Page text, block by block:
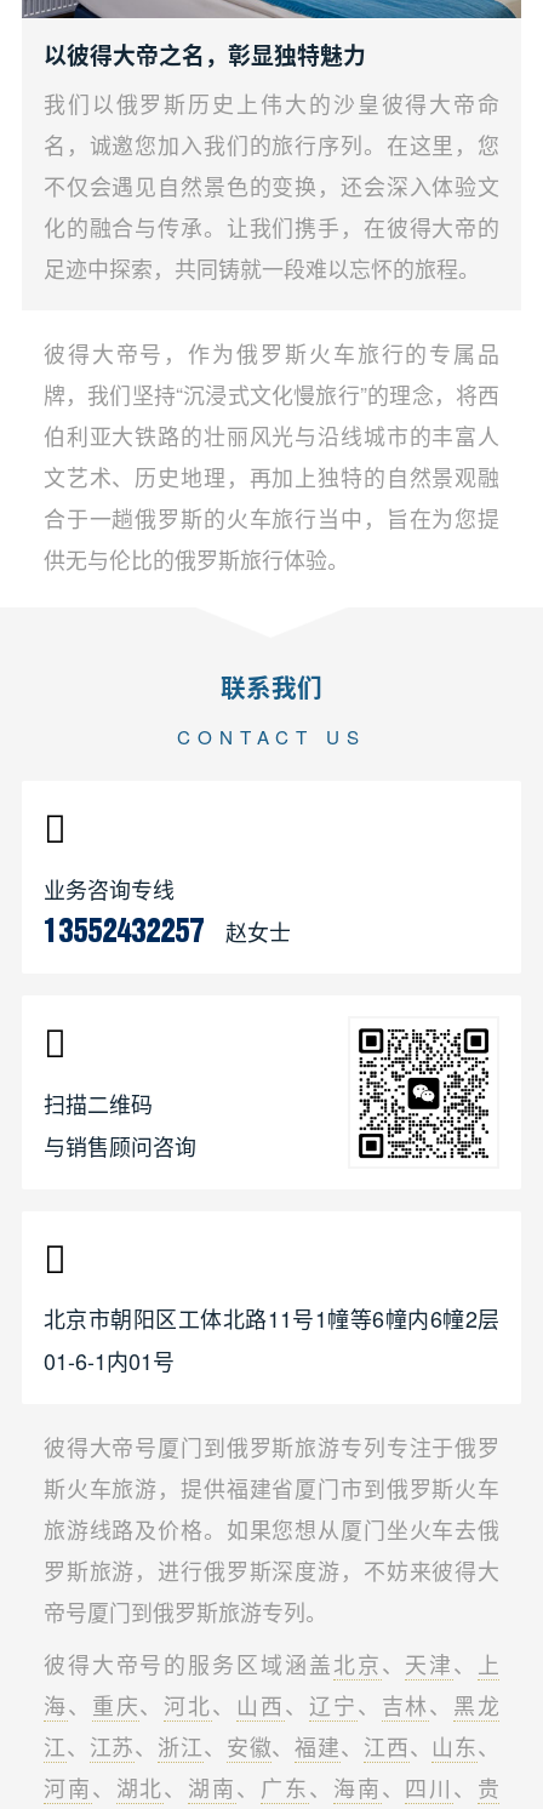
以彼得大帝之名，彰显独特魅力
我们以俄罗斯历史上伟大的沙皇彼得大帝命
名，诚邀您加入我们的旅行序列。在这里，您
不仅会遇见自然景色的变换，还会深入体验文
化的融合与传承。让我们携手，在彼得大帝的
足迹中探索，共同铸就一段难以忘怀的旅程。
彼得大帝号，作为俄罗斯火车旅行的专属品
牌，我们坚持“沉浸式文化慢旅行”的理念，将西
伯利亚大铁路的壮丽风光与沿线城市的丰富人
文艺术、历史地理，再加上独特的自然景观融
合于一趟俄罗斯的火车旅行当中，旨在为您提
供无与伦比的俄罗斯旅行体验。
联系我们
CONTACT US
业务咨询专线
13552432257 赵女士
扫描二维码
与销售顾问咨询
北京市朝阳区工体北路11号1幢等6幢内6幢2层
01-6-1内01号
彼得大帝号厦门到俄罗斯旅游专列专注于俄罗
斯火车旅游，提供福建省厦门市到俄罗斯火车
旅游线路及价格。如果您想从厦门坐火车去俄
罗斯旅游，进行俄罗斯深度游，不妨来彼得大
帝号厦门到俄罗斯旅游专列。
彼得大帝号的服务区域涵盖北京、 天津、 上
海、 重庆、 河北、 山西、 辽宁、 吉林、 黑龙
江、 江苏、 浙江、 安徽、福建、 江西、 山东、
河南、 湖北、 湖南、 广东、 海南、 四川、 贵